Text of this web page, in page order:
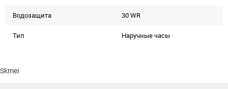
Водозащита 30 WR
Тип Наручные часы
Skmei